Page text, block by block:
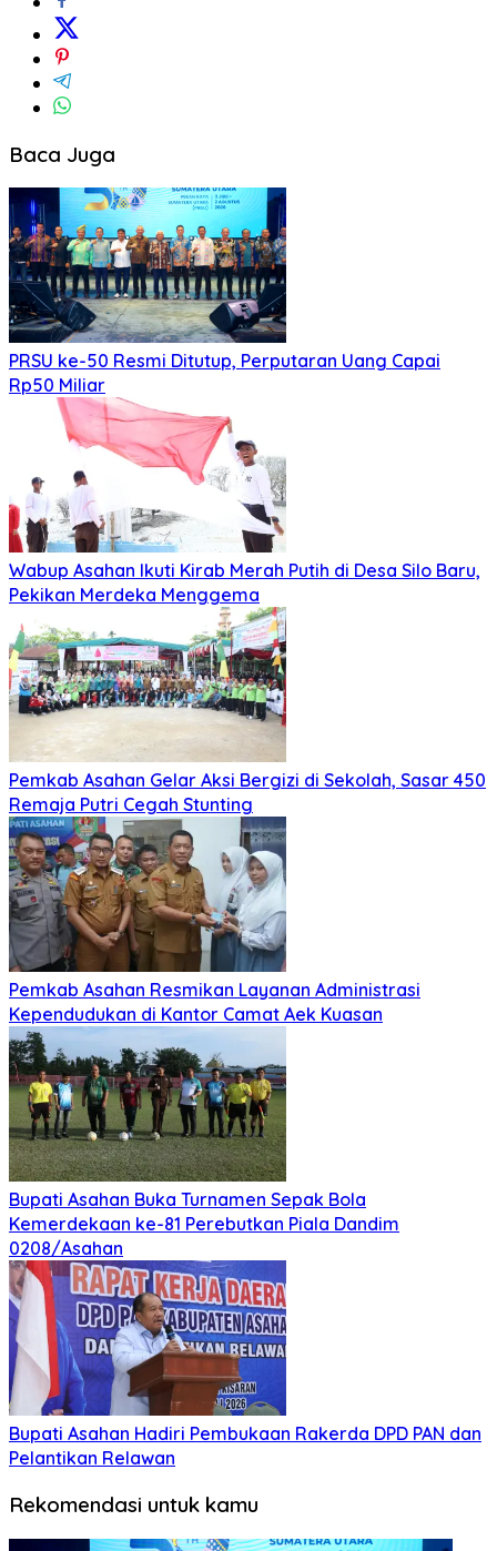
Baca Juga
PRSU ke-50 Resmi Ditutup, Perputaran Uang Capai
Rp50 Miliar
Wabup Asahan Ikuti Kirab Merah Putih di Desa Silo Baru,
Pekikan Merdeka Menggema
Pemkab Asahan Gelar Aksi Bergizi di Sekolah, Sasar 450
Remaja Putri Cegah Stunting
Pemkab Asahan Resmikan Layanan Administrasi
Kependudukan di Kantor Camat Aek Kuasan
Bupati Asahan Buka Turnamen Sepak Bola
Kemerdekaan ke-81 Perebutkan Piala Dandim
0208/Asahan
Bupati Asahan Hadiri Pembukaan Rakerda DPD PAN dan
Pelantikan Relawan
Rekomendasi untuk kamu